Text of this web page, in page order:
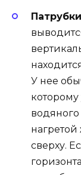
У нее
которому
сверху.